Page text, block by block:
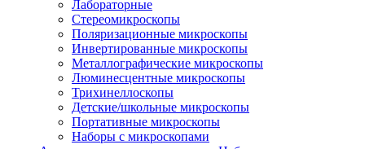
Лабораторные
Стереомикроскопы
Поляризационные микроскопы
Инвертированные микроскопы
Металлографические микроскопы
Люминесцентные микроскопы
Трихинеллоскопы
Детские/школьные микроскопы
Портативные микроскопы
Наборы с микроскопами